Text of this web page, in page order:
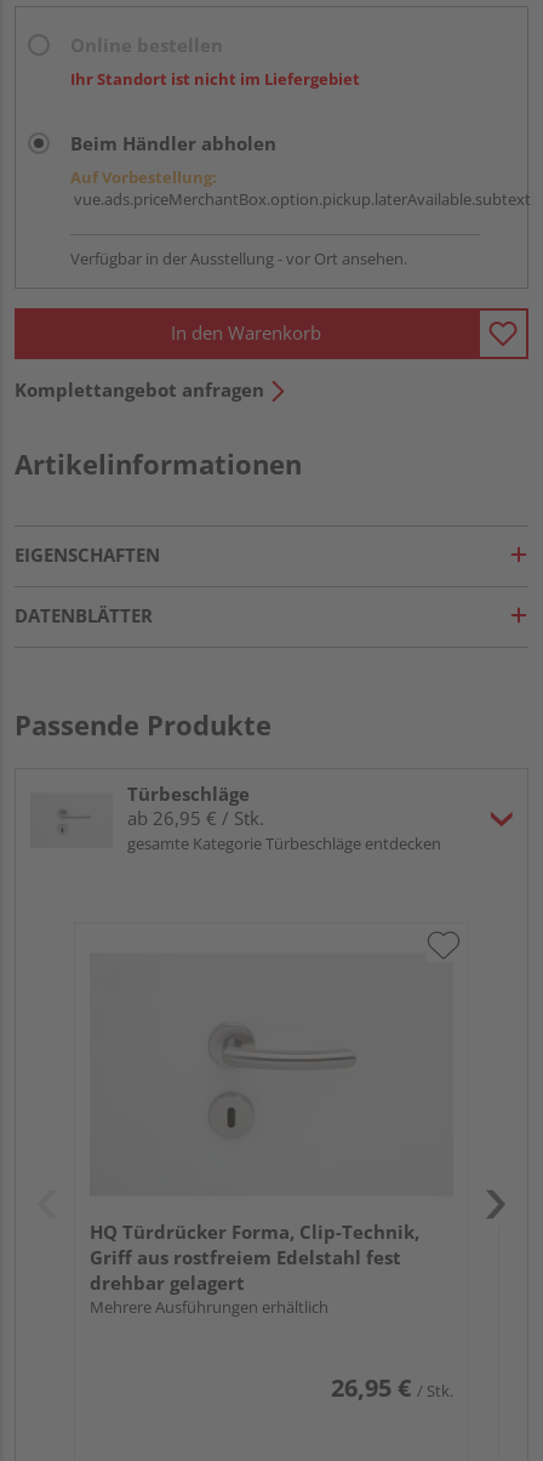
Ihr Standort ist nicht im Liefergebiet
Beim Händler abholen
Auf Vorbestellung:
vue.ads.priceMerchantBox.option.pickup.laterAvailable.subtext
Verfügbar in der Ausstellung - vor Ort ansehen.
In den Warenkorb
Komplettangebot anfragen
Artikelinformationen
EIGENSCHAFTEN
DATENBLÄTTER
Passende Produkte
Türbeschläge
ab 26,95 € / Stk.
gesamte Kategorie Türbeschläge entdecken
HQ Türdrücker Forma, Clip-Technik,
Griff aus rostfreiem Edelstahl fest
drehbar gelagert
Mehrere Ausführungen erhältlich
26,95 € / Stk.